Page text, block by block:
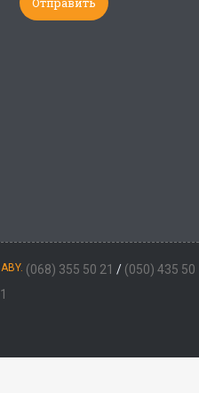
(068) 355 50 21 / (050) 435 50